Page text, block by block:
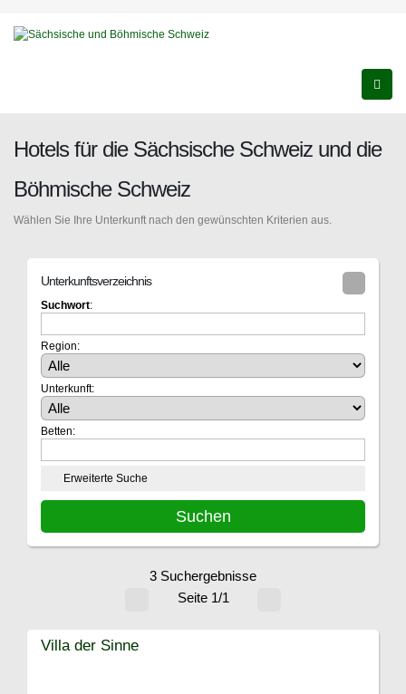
Hotels für die Sächsische Schweiz und die
Böhmische Schweiz
Wählen Sie Ihre Unterkunft nach den gewünschten Kriterien aus.
Unterkunftsverzeichnis
Suchwort:
Region:
Unterkunft:
Betten:
Erweiterte Suche
3 Suchergebnisse
Seite 1/1
Villa der Sinne